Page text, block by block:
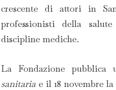
crescente di attori in
professionisti della
discipline mediche.
La Fondazione pubblica
sanitariae il 18 novembre